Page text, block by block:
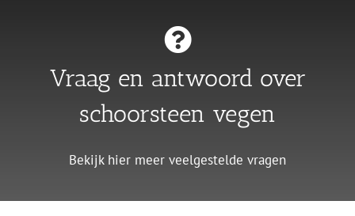
Vraag en antwoord over
schoorsteen vegen
Bekijk hier meer veelgestelde vragen